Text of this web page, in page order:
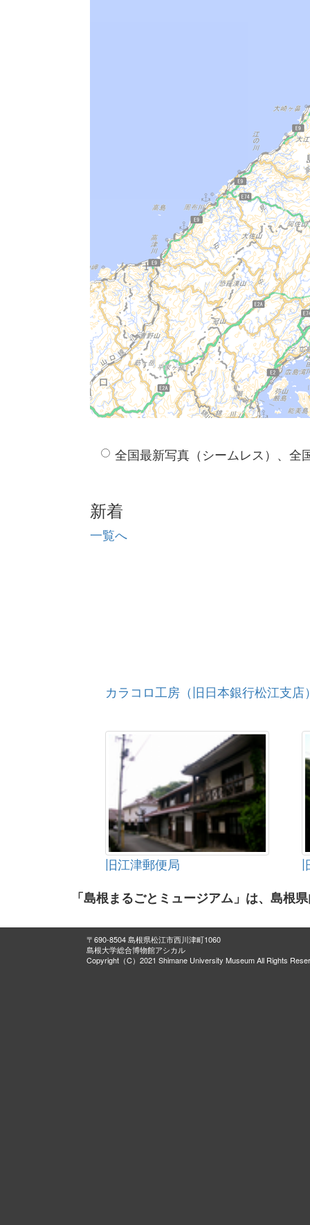
全国最新写真（シームレス）、全
新着
一覧へ
カラコロ工房（旧日本銀行松江支店
旧江津郵便局
「島根まるごとミュージアム」は、島根
〒690-8504 島根県松江市西川津町1060
島根大学総合博物館アシカル
Copyright（C）2021 Shimane University Museum All Rights